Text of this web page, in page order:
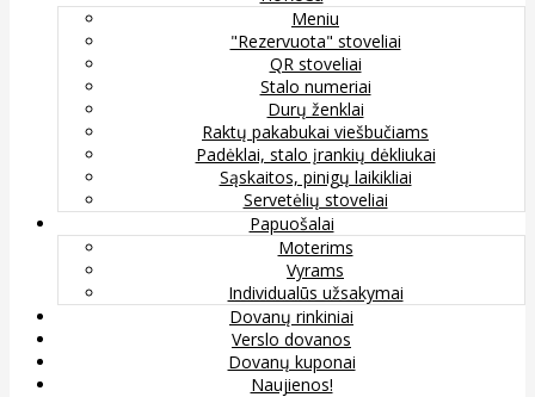
Meniu
"Rezervuota" stoveliai
QR stoveliai
Stalo numeriai
Durų ženklai
Raktų pakabukai viešbučiams
Padėklai, stalo įrankių dėkliukai
Sąskaitos, pinigų laikikliai
Servetėlių stoveliai
Papuošalai
Moterims
Vyrams
Individualūs užsakymai
Dovanų rinkiniai
Verslo dovanos
Dovanų kuponai
Naujienos!